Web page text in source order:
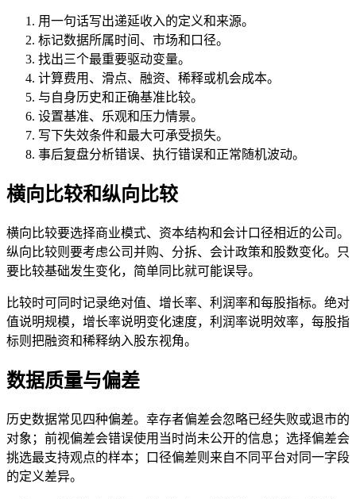
用一句话写出递延收入的定义和来源。
标记数据所属时间、市场和口径。
找出三个最重要驱动变量。
计算费用、滑点、融资、稀释或机会成本。
与自身历史和正确基准比较。
设置基准、乐观和压力情景。
写下失效条件和最大可承受损失。
事后复盘分析错误、执行错误和正常随机波动。
横向比较和纵向比较
横向比较要选择商业模式、资本结构和会计口径相近的公司。
纵向比较则要考虑公司并购、分拆、会计政策和股数变化。只
要比较基础发生变化，简单同比就可能误导。
比较时可同时记录绝对值、增长率、利润率和每股指标。绝对
值说明规模，增长率说明变化速度，利润率说明效率，每股指
标则把融资和稀释纳入股东视角。
数据质量与偏差
历史数据常见四种偏差。幸存者偏差会忽略已经失败或退市的
对象；前视偏差会错误使用当时尚未公开的信息；选择偏差会
挑选最支持观点的样本；口径偏差则来自不同平台对同一字段
的定义差异。